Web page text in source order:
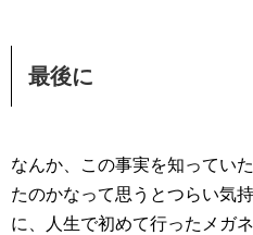
最後に
なんか、この事実を知ってい
たのかなって思うとつらい気
に、人生で初めて行ったメガ